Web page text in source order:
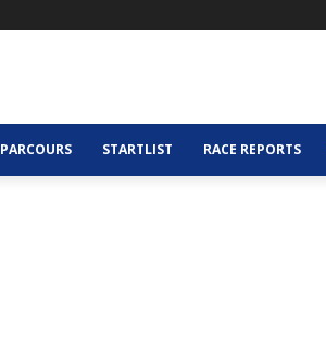
PARCOURS STARTLIST RACE REPORTS